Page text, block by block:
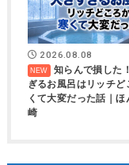
2026.08.08
知らんで損した
ぎるお風呂はリッチど
くて大変だった話｜ほ
崎